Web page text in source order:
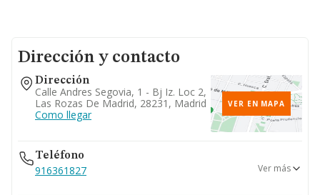
Dirección y contacto
Dirección
Calle Andres Segovia, 1 - Bj Iz. Loc 2,
Las Rozas De Madrid, 28231, Madrid
Como llegar
VER EN MAPA
Teléfono
916361827 Ver más